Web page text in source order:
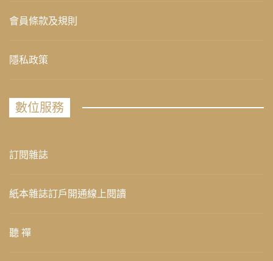
會員條款及規則
隱私政策
數位服務
訂閱雜誌
紙本雜誌訂戶開通線上閱讀
聽 禪